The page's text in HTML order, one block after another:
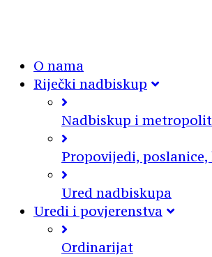
O nama
Riječki nadbiskup
Nadbiskup i
Propovijedi,
Ured nadbiskupa
Uredi i povjerenstva
Ordinarijat